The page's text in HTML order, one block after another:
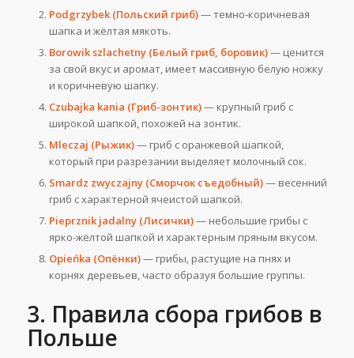
Podgrzybek (Польский гриб)— темно-коричневая
шапка и жёлтая мякоть.
Borowik szlachetny (Белый гриб, боровик)— ценится
за свой вкус и аромат, имеет массивную белую ножку
и коричневую шапку.
Czubajka kania (Гриб-зонтик)— крупный гриб с
широкой шапкой, похожей на зонтик.
Mleczaj (Рыжик)— гриб с оранжевой шапкой,
который при разрезании выделяет молочный сок.
Smardz zwyczajny (Сморчок съедобный)— весенний
гриб с характерной ячеистой шапкой.
Pieprznik jadalny (Лисички)— небольшие грибы с
ярко-жёлтой шапкой и характерным пряным вкусом.
Opieńka (Опёнки)— грибы, растущие на пнях и
корнях деревьев, часто образуя большие группы.
3. Правила сбора грибов в
Польше